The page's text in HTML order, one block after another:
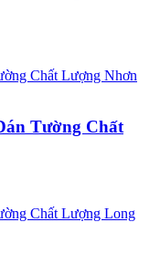
Tường Chất